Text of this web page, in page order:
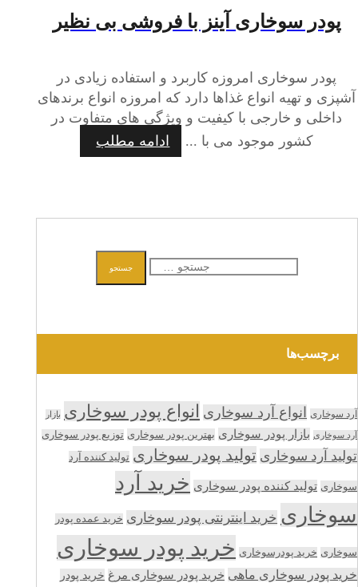
پودر سوخاری آینز با فروشی بی نظیر
پودر سوخاری امروزه کاربرد و استفاده زیادی در
آشپزی و تهیه انواع غذاها دارد که امروزه انواع برندهای
داخلی و خارجی با کیفیت و ویژگی های متفاوت در
کشور موجود می با ...
ادامه مطلب
جستجو
برای:
جستجو
برچسب‌ها
آرد سوخاری انواع آرد سوخاری انواع پودر سوخاری بازار
آرد سوخاری بازار پودر سوخاری بهترین پودر سوخاری توزیع پودر سوخاری
تولید آرد سوخاری تولید پودر سوخاری تولید کننده آرد
سوخاری تولید کننده پودر سوخاری خرید آرد
سوخاری خرید اینترنتی پودر سوخاری خرید عمده پودر
سوخاری خرید پودرسوخاری خرید پودر سوخاری
خرید پودر سوخاری ماهی خرید پودر سوخاری مرغ خرید پودر